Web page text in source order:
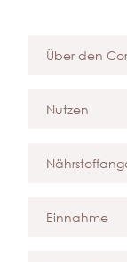
Über den
Nutzen
Einnahme